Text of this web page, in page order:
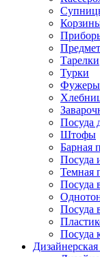
Тарелки
Турки
Фужеры
Посуда
Штофы
Барная
Посуда
Темная
Посуда
Посуда
Посуда